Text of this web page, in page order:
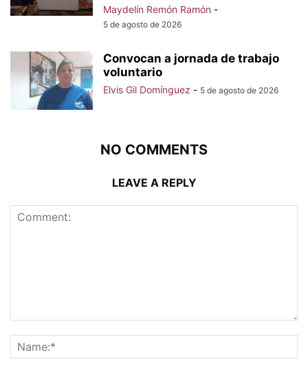
Maydelín Remón Ramón -
5 de agosto de 2026
Convocan a jornada de trabajo
voluntario
Elvis Gil Domínguez - 5 de agosto de 2026
NO COMMENTS
LEAVE A REPLY